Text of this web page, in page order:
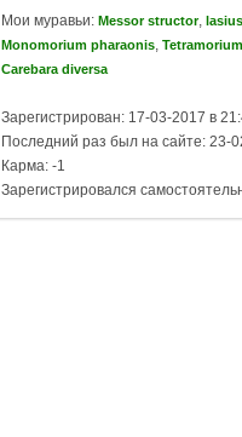
Мои муравьи: Messor structor,
Monomorium pharaonis,
Carebara diversa
Зарегистрирован: 17-03-2017 в
Последний раз был на сайте: 23-
Карма: -1
Зарегистрировался